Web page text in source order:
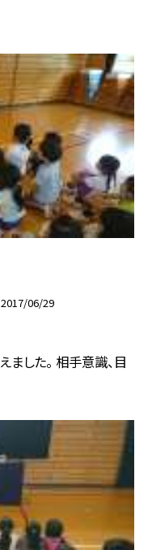
2017/06/29
した。 相手意識、目